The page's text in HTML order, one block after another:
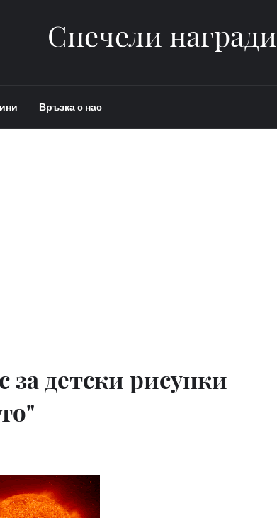
Спечели награди
Връзка с нас
детски рисунки